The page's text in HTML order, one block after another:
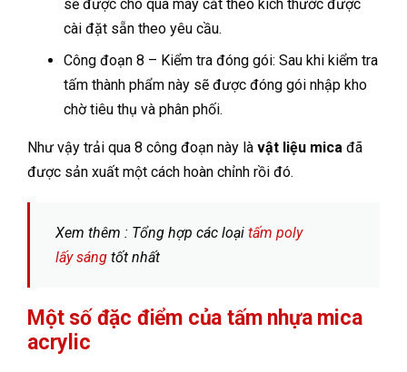
sẽ được cho qua máy cắt theo kích thước được
cài đặt sẵn theo yêu cầu.
Công đoạn 8 – Kiểm tra đóng gói: Sau khi kiểm tra
tấm thành phẩm này sẽ được đóng gói nhập kho
chờ tiêu thụ và phân phối.
Như vậy trải qua 8 công đoạn này là vật liệu mica đã
được sản xuất một cách hoàn chỉnh rồi đó.
Xem thêm : Tổng hợp các loại tấm poly
lấy sáng tốt nhất
Một số đặc điểm của tấm nhựa mica
acrylic